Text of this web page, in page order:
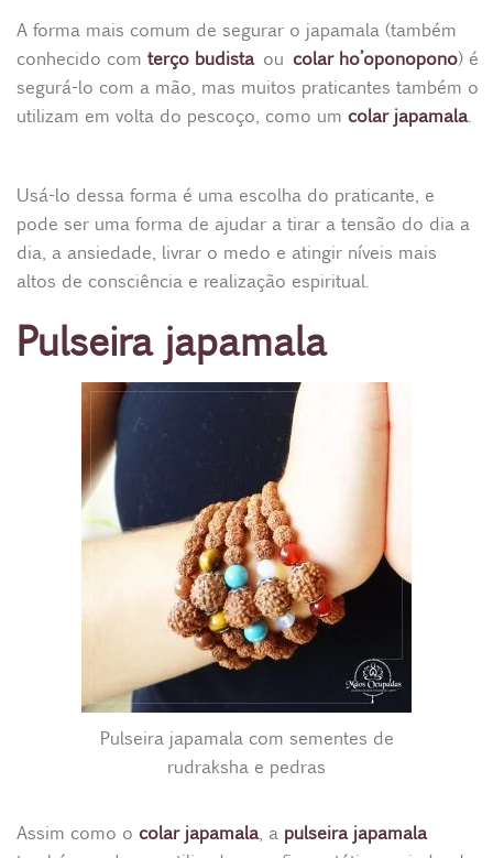
A forma mais comum de segurar o japamala (também
conhecido com terço budistaou colar ho’oponopono) é
segurá-lo com a mão, mas muitos praticantes também o
utilizam em volta do pescoço, como um colar japamala.
Usá-lo dessa forma é uma escolha do praticante, e
pode ser uma forma de ajudar a tirar a tensão do dia a
dia, a ansiedade, livrar o medo e atingir níveis mais
altos de consciência e realização espiritual.
Pulseira japamala
Pulseira japamala com sementes de
rudraksha e pedras
Assim como o colar japamala, a pulseira japamala